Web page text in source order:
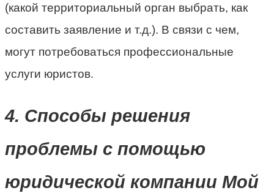
(какой территориальный орган выбрать, как
составить заявление и т.д.). В связи с чем,
могут потребоваться профессиональные
услуги юристов.
4. Способы решения
проблемы с помощью
юридической компании Мой